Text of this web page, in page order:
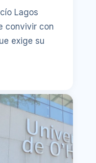
Lagos
convivir con
exige su